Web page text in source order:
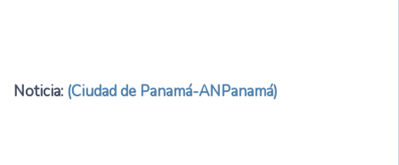
Noticia: (Ciudad de Panamá-ANPanamá)